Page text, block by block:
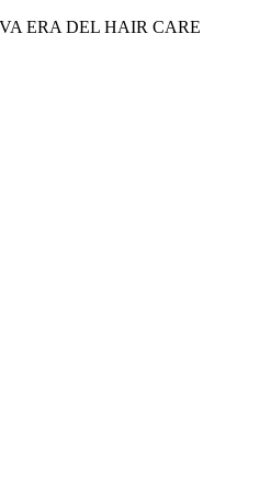
ERA DEL HAIR CARE